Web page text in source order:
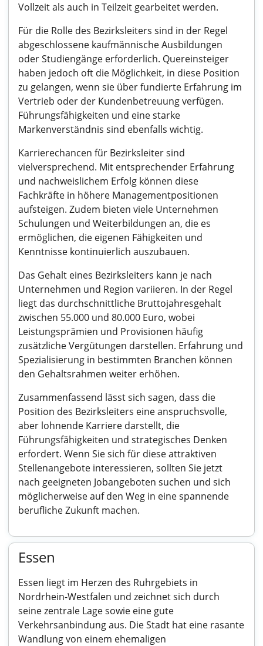
Vollzeit als auch in Teilzeit gearbeitet werden.
Für die Rolle des Bezirksleiters sind in der Regel
abgeschlossene kaufmännische Ausbildungen
oder Studiengänge erforderlich. Quereinsteiger
haben jedoch oft die Möglichkeit, in diese Position
zu gelangen, wenn sie über fundierte Erfahrung im
Vertrieb oder der Kundenbetreuung verfügen.
Führungsfähigkeiten und eine starke
Markenverständnis sind ebenfalls wichtig.
Karrierechancen für Bezirksleiter sind
vielversprechend. Mit entsprechender Erfahrung
und nachweislichem Erfolg können diese
Fachkräfte in höhere Managementpositionen
aufsteigen. Zudem bieten viele Unternehmen
Schulungen und Weiterbildungen an, die es
ermöglichen, die eigenen Fähigkeiten und
Kenntnisse kontinuierlich auszubauen.
Das Gehalt eines Bezirksleiters kann je nach
Unternehmen und Region variieren. In der Regel
liegt das durchschnittliche Bruttojahresgehalt
zwischen 55.000 und 80.000 Euro, wobei
Leistungsprämien und Provisionen häufig
zusätzliche Vergütungen darstellen. Erfahrung und
Spezialisierung in bestimmten Branchen können
den Gehaltsrahmen weiter erhöhen.
Zusammenfassend lässt sich sagen, dass die
Position des Bezirksleiters eine anspruchsvolle,
aber lohnende Karriere darstellt, die
Führungsfähigkeiten und strategisches Denken
erfordert. Wenn Sie sich für diese attraktiven
Stellenangebote interessieren, sollten Sie jetzt
nach geeigneten Jobangeboten suchen und sich
möglicherweise auf den Weg in eine spannende
berufliche Zukunft machen.
Essen
Essen liegt im Herzen des Ruhrgebiets in
Nordrhein-Westfalen und zeichnet sich durch
seine zentrale Lage sowie eine gute
Verkehrsanbindung aus. Die Stadt hat eine rasante
Wandlung von einem ehemaligen